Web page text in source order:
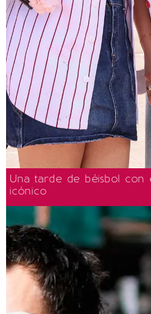
Una tarde de béisbol con
icónico